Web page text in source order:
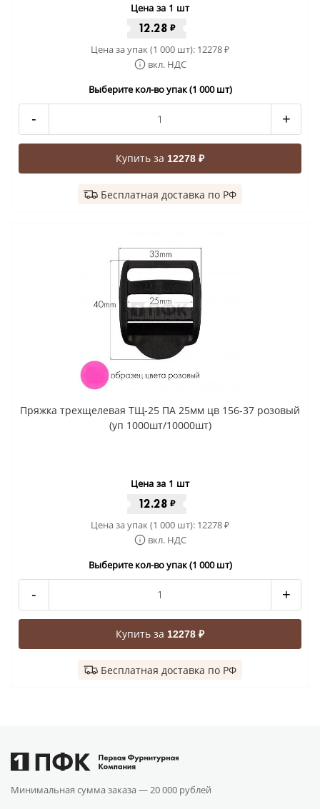
Цена за 1 шт
12.28 ₽
Цена за упак (1 000 шт): 12278₽
вкл. НДС
Выберите кол-во упак (1 000 шт)
- +
Купить за 12278 ₽
Бесплатная доставка по РФ
Пряжка трехщелевая ТЩ-25 ПА 25мм цв 156-37 розовый
(уп 1000шт/10000шт)
Цена за 1 шт
12.28 ₽
Цена за упак (1 000 шт): 12278₽
вкл. НДС
Выберите кол-во упак (1 000 шт)
- +
Купить за 12278 ₽
Бесплатная доставка по РФ
Минимальная сумма заказа — 20 000 рублей